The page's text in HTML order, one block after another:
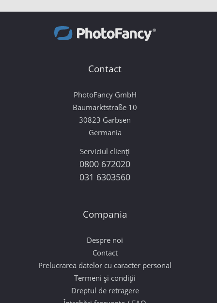
Contact
PhotoFancy GmbH
Baumarktstraße 10
30823 Garbsen
Germania
Serviciul clienți
0800 672020
031 6303560
Compania
Despre noi
Contact
Prelucrarea datelor cu caracter personal
Termeni și condiții
Dreptul de retragere